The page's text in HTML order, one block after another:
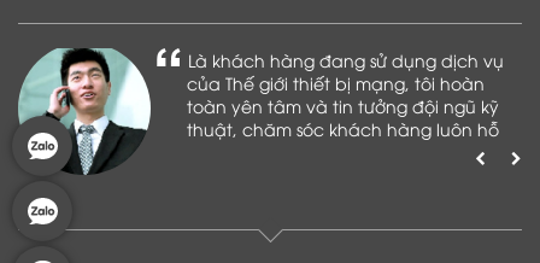
Là khách hàng đang sử dụng dịch vụ
của Thế giới thiết bị mạng, tôi hoàn
toàn yên tâm và tin tưởng đội ngũ kỹ
thuật, chăm sóc khách hàng luôn hỗ